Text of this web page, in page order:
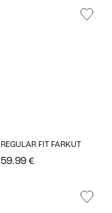
REGULAR FIT FARKUT
59.99 €